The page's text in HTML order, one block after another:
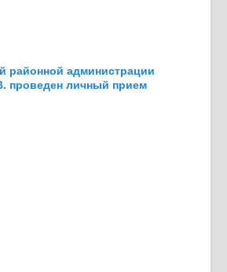
районной администрации
проведен личный прием